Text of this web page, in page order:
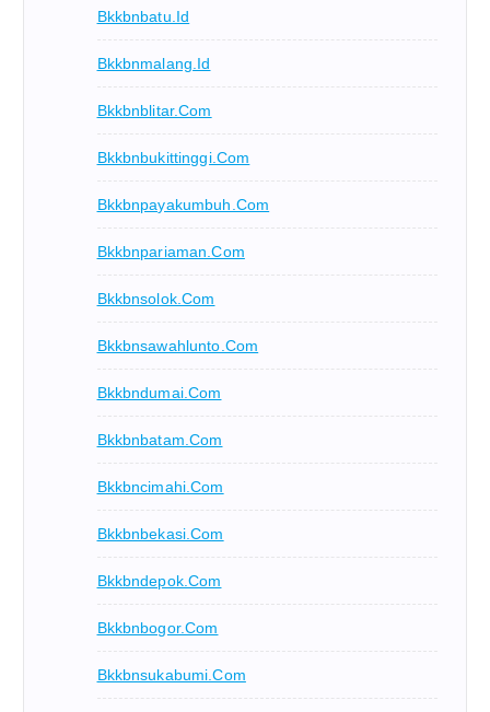
Bkkbnbatu.id
Bkkbnmalang.id
Bkkbnblitar.com
Bkkbnbukittinggi.com
Bkkbnpayakumbuh.com
Bkkbnpariaman.com
Bkkbnsolok.com
Bkkbnsawahlunto.com
Bkkbndumai.com
Bkkbnbatam.com
Bkkbncimahi.com
Bkkbnbekasi.com
Bkkbndepok.com
Bkkbnbogor.com
Bkkbnsukabumi.com